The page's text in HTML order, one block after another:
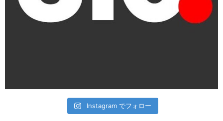
Instagram でフォロー